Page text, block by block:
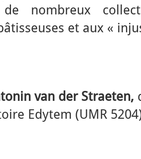
de nombreux
et aux «
van der Straeten,
Edytem (UMR